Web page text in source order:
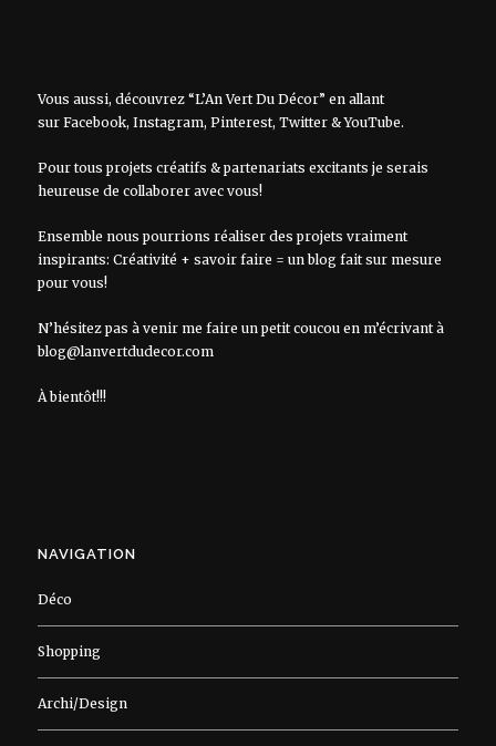
Vous aussi, découvrez “L’An Vert Du Décor” en allant
sur Facebook, Instagram, Pinterest, Twitter&YouTube.
Pour tous projets créatifs & partenariats excitants je serais
heureuse de collaborer avec vous!
Ensemble nous pourrions réaliser des projets vraiment
inspirants: Créativité + savoir faire = un blog fait sur mesure
pour vous!
N’hésitez pas à venir me faire un petit coucou en m’écrivant à
blog@lanvertdudecor.com
À bientôt!!!
NAVIGATION
Déco
Shopping
Archi/Design